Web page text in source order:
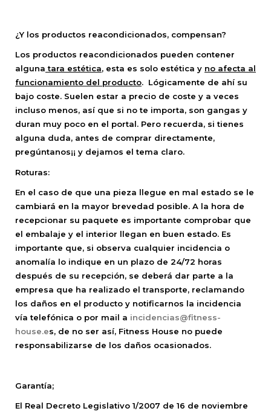
¿Y los productos reacondicionados, compensan?
Los productos reacondicionados pueden contener
alguna tara estética, esta es solo estética y no afecta al
funcionamiento del producto. Lógicamente de ahí su
bajo coste. Suelen estar a precio de coste y a veces
incluso menos, así que si no te importa, son gangas y
duran muy poco en el portal. Pero recuerda, si tienes
alguna duda, antes de comprar directamente,
pregúntanos¡¡ y dejamos el tema claro.
Roturas:
En el caso de que una pieza llegue en mal estado se le
cambiará en la mayor brevedad posible. A la hora de
recepcionar su paquete es importante comprobar que
el embalaje y el interior llegan en buen estado. Es
importante que, si observa cualquier incidencia o
anomalía lo indique en un plazo de 24/72 horas
después de su recepción, se deberá dar parte a la
empresa que ha realizado el transporte, reclamando
los daños en el producto y notificarnos la incidencia
vía telefónica o por mail a incidencias@fitness-
house.es, de no ser así, Fitness House no puede
responsabilizarse de los daños ocasionados.
Garantía;
El Real Decreto Legislativo 1/2007 de 16 de noviembre